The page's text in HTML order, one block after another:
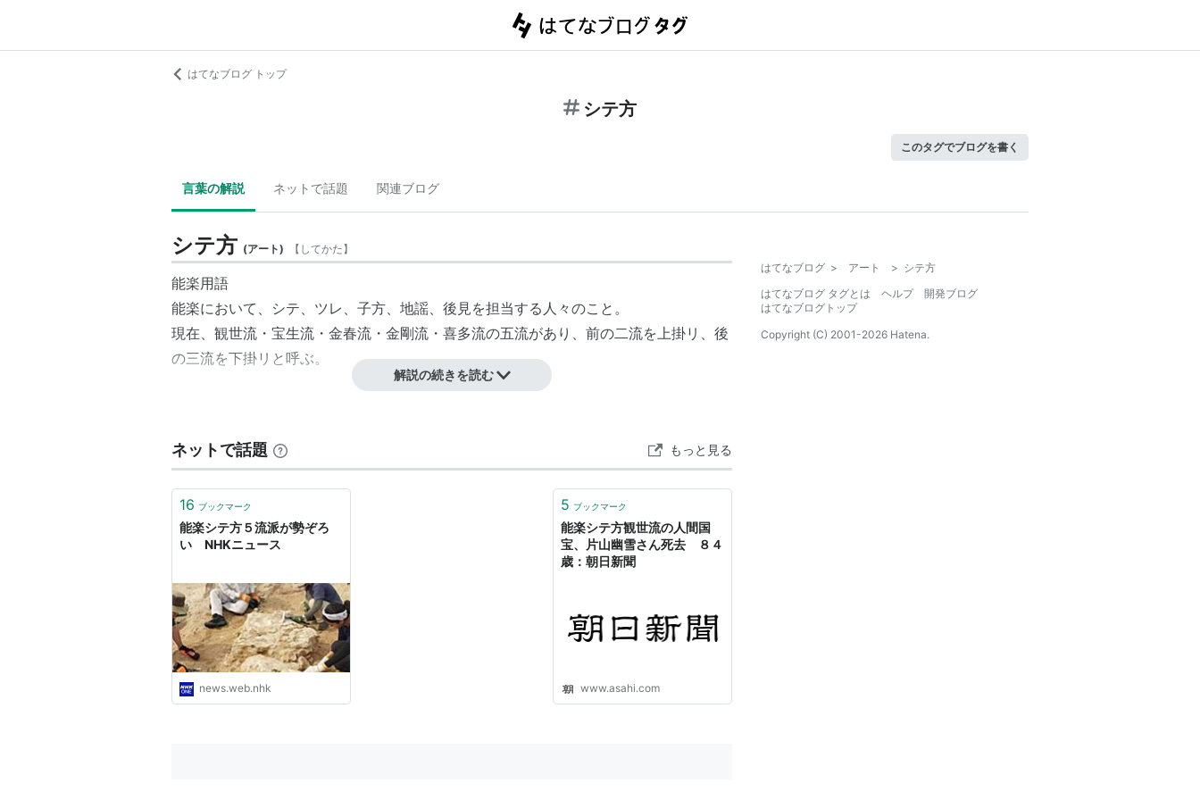
はてなブログ トップ
シテ方
このタグでブログを書く
言葉の解説 ネットで話題 関連ブログ
シテ方 (アート) 【 してかた】
能楽用語
能楽において、シテ、ツレ、 子方、 地謡、 後見を担当する人々のこと。
現在、 観世流 ・ 宝生流 ・ 金春流 ・ 金剛流 ・ 喜多流の五流があり、前の二流を上掛リ、後
の三流を下掛リと呼ぶ。
現保持者
片山九郎右衛門（観世流）
三川泉（宝生流）
既に死去
十四世喜多六平太（喜多流）
桜間道雄（金春流）
後藤得三（喜多流）
豊嶋彌左衛門（金剛流）
松本惠雄（宝生流）
解説の続きを読む
ネットで話題 もっと見る
16 ブックマーク
能楽シテ方５流派が勢ぞろ
い NHKニュース
news.web.nhk
5 ブックマーク
能楽シテ方観世流の人間国
宝、片山幽雪さん死去 ８４
歳：朝日新聞
www.asahi.com
はてなブログ > アート > シテ方
はてなブログ タグとは
ヘルプ
開発ブログ
はてなブログトップ
Copyright (C) 2001-2026 Hatena.